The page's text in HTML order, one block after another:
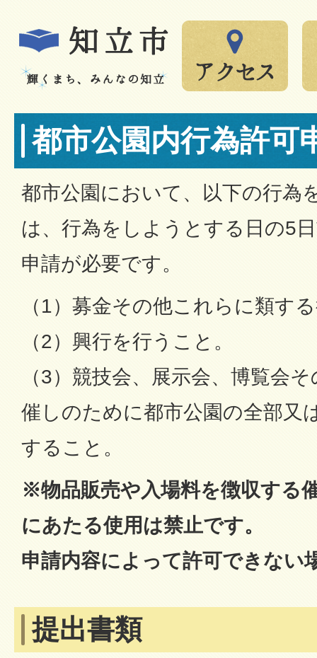
都市公園内行為許可
都市公園において、以下の行為
は、行為をしようとする日の5
申請が必要です。
（1）募金その他これらに類す
（2）興行を行うこと。
（3）競技会、展示会、博覧会
催しのために都市公園の全部又
すること。
※物品販売や入場料を徴収する
にあたる使用は禁止です。
申請内容によって許可できない
提出書類